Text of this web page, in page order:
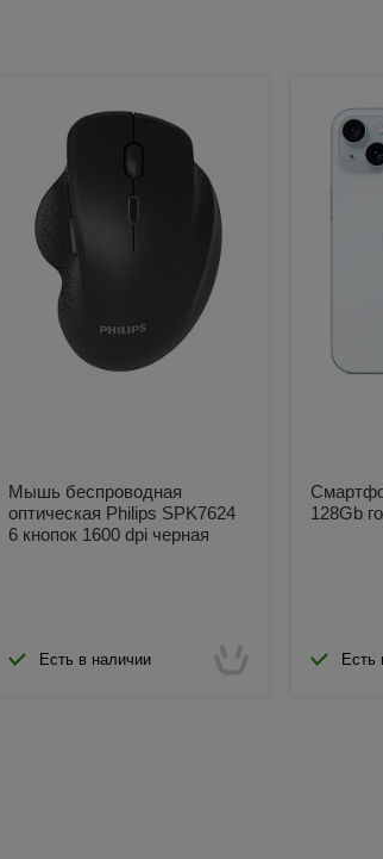
Мышь беспроводная
оптическая Philips SPK7624
6 кнопок 1600 dpi черная
Есть в наличии
128Gb
Есть